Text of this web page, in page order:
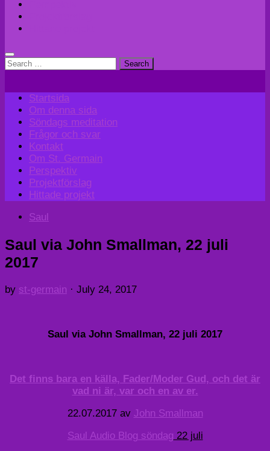
Search
Startsida
Om denna sida
Söndags meditation
Frågor och svar
Kontakt
Om St. Germain
Perspektiv
Projektförslag
Hittade projekt
Saul
Saul via John Smallman, 22 juli
2017
by st-germain · July 24, 2017
Saul via John Smallman, 22 juli 2017
Det finns bara en källa, Fader/Moder Gud, och det är
vad ni är, var och en av er.
22.07.2017 av John Smallman
Saul Audio Blog söndag 22 juli